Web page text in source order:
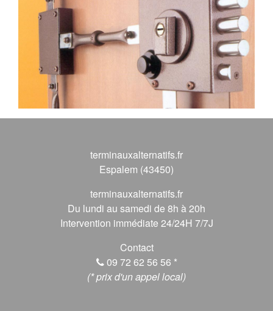
terminauxalternatifs.fr
Espalem (43450)
terminauxalternatifs.fr
Du lundi au samedi de 8h à 20h
Intervention immédiate 24/24H 7/7J
Contact
09 72 62 56 56 *
(* prix d'un appel local)